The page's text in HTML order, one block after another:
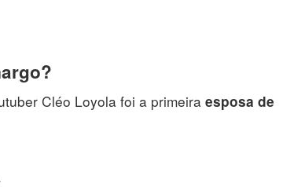
Cléo Loyola foi a primeira esposa de